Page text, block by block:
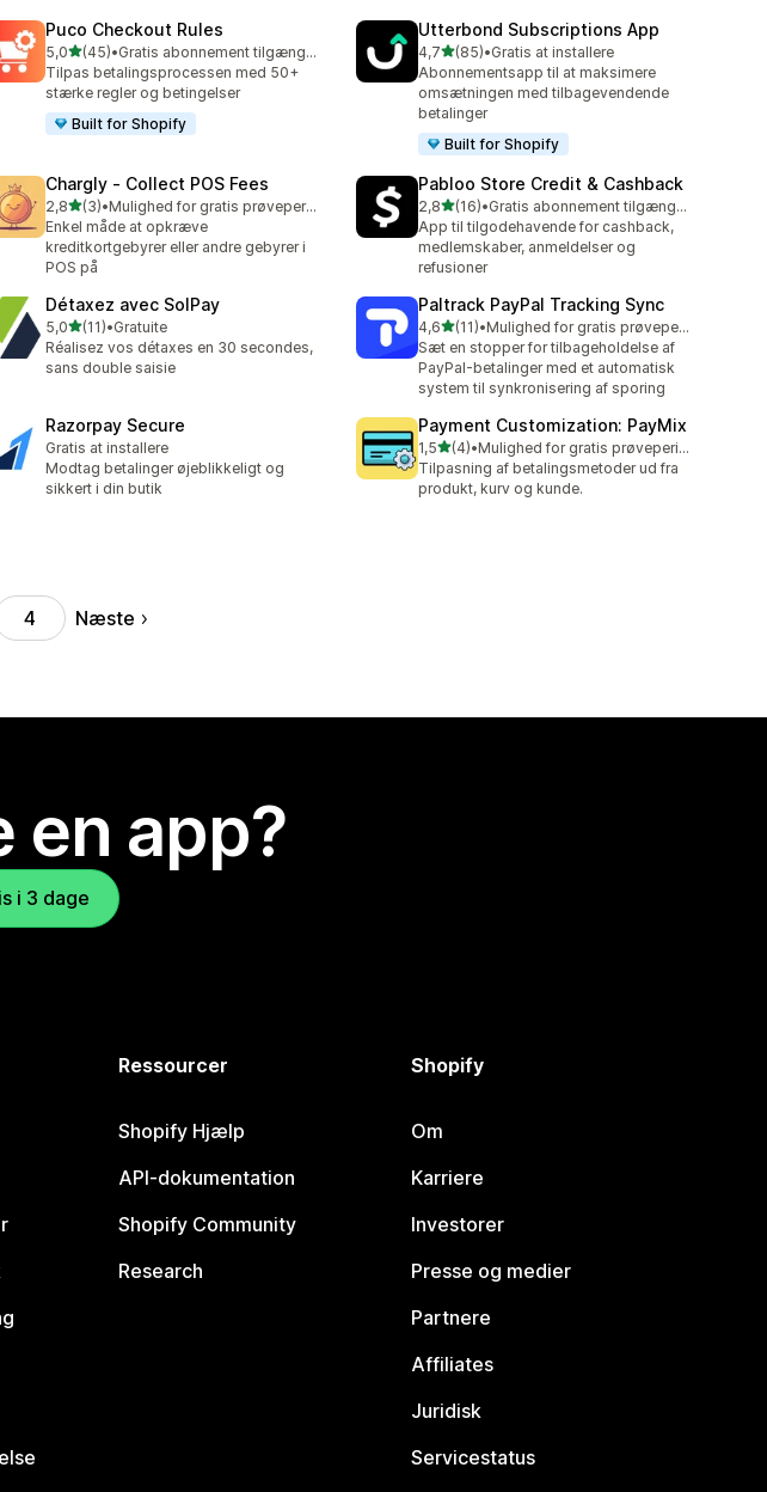
Puco Checkout Rules
5,0ud af 5 stjerner
(45)
45 anmeldelser i alt
•
Gratis abonnement tilgængeligt
Tilpas betalingsprocessen med 50+
stærke regler og betingelser
Built for Shopify
Utterbond Subscriptions App
4,7ud af 5 stjerner
(85)
85 anmeldelser i alt
•Gratis at installere
Abonnementsapp til at maksimere
omsætningen med tilbagevendende
betalinger
Built for Shopify
Chargly ‑ Collect POS Fees
2,8ud af 5 stjerner
(3)
3 anmeldelser i alt
•
Mulighed for gratis prøveperiode
Enkel måde at opkræve
kreditkortgebyrer eller andre gebyrer i
POS på
Pabloo Store Credit & Cashback
2,8ud af 5 stjerner
(16)
16 anmeldelser i alt
•
Gratis abonnement tilgængeligt
App til tilgodehavende for cashback,
medlemskaber, anmeldelser og
refusioner
Détaxez avec SolPay
5,0ud af 5 stjerner
(11)
11 anmeldelser i alt
•Gratuite
Réalisez vos détaxes en 30 secondes,
sans double saisie
Paltrack PayPal Tracking Sync
4,6ud af 5 stjerner
(11)
11 anmeldelser i alt
•
Mulighed for gratis prøveperiode
Sæt en stopper for tilbageholdelse af
PayPal-betalinger med et automatisk
system til synkronisering af sporing
Razorpay Secure
Gratis at installere
Modtag betalinger øjeblikkeligt og
sikkert i din butik
Payment Customization: PayMix
1,5ud af 5 stjerner
(4)
4 anmeldelser i alt
•
Mulighed for gratis prøveperiode
Tilpasning af betalingsmetoder ud fra
produkt, kurv og kunde.
4 Næste
en app?
i 3 dage
Ressourcer
Shopify Hjælp
API-dokumentation
Shopify Community
Research
Shopify
Om
Karriere
Investorer
Presse og medier
Partnere
Affiliates
Juridisk
Servicestatus